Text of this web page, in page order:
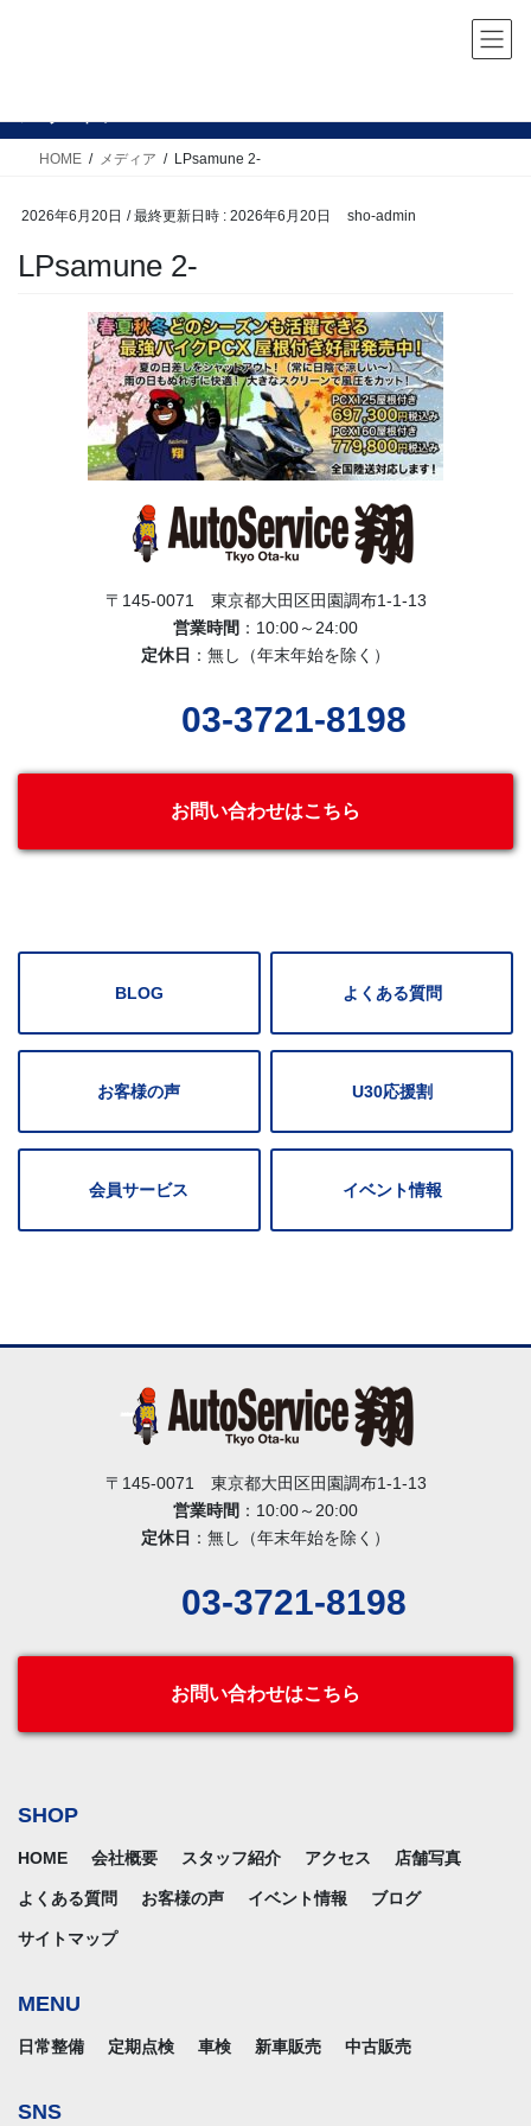
ツ
シ
HOME メディア LPsamune 2-
2026年6月20日 / 最終更新日時 : 2026年6月20日 sho-admin
LPsamune 2-
〒145-0071 東京都大田区田園調布1-1-13
営業時間 ：10:00～24:00
定休日 ：無し（年末年始を除く）
03-3721-8198
お問い合わせはこちら
BLOG よくある質問
お客様の声 U30応援割
会員サービス イベント情報
〒145-0071 東京都大田区田園調布1-1-13
営業時間 ：10:00～20:00
定休日 ：無し（年末年始を除く）
03-3721-8198
お問い合わせはこちら
SHOP
HOME 会社概要 スタッフ紹介 アクセス 店舗写真
よくある質問 お客様の声 イベント情報 ブログ
サイトマップ
MENU
日常整備 定期点検 車検 新車販売 中古販売
SNS